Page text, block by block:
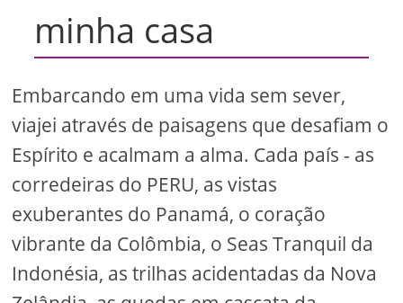
minha casa
Embarcando em uma vida sem sever,
viajei através de paisagens que desafiam o
Espírito e acalmam a alma. Cada país - as
corredeiras do PERU, as vistas
exuberantes do Panamá, o coração
vibrante da Colômbia, o Seas Tranquil da
Indonésia, as trilhas acidentadas da Nova